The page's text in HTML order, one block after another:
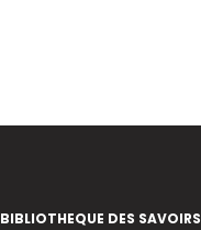
BIBLIOTHEQUE DES SAVOIRS